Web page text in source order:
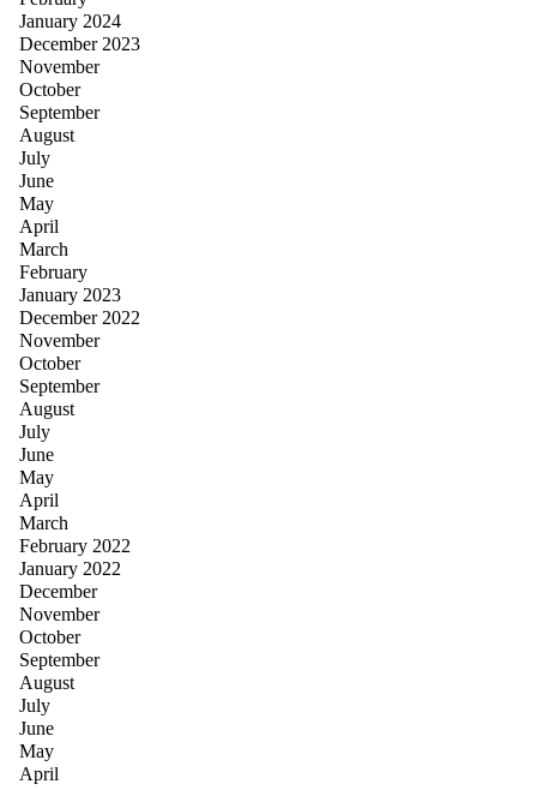
January 2024
December 2023
November
October
September
August
July
June
May
April
March
February
January 2023
December 2022
November
October
September
August
July
June
May
April
March
February 2022
January 2022
December
November
October
September
August
July
June
May
April